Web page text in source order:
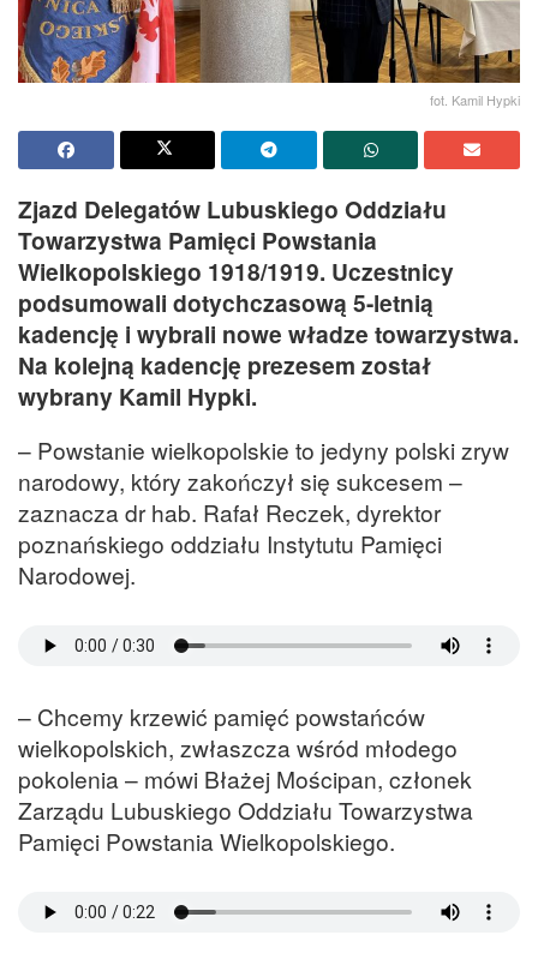
fot. Kamil Hypki
Zjazd Delegatów Lubuskiego Oddziału
Towarzystwa Pamięci Powstania
Wielkopolskiego 1918/1919. Uczestnicy
podsumowali dotychczasową 5-letnią
kadencję i wybrali nowe władze towarzystwa.
Na kolejną kadencję prezesem został
wybrany Kamil Hypki.
– Powstanie wielkopolskie to jedyny polski zryw
narodowy, który zakończył się sukcesem –
zaznacza dr hab. Rafał Reczek, dyrektor
poznańskiego oddziału Instytutu Pamięci
Narodowej.
– Chcemy krzewić pamięć powstańców
wielkopolskich, zwłaszcza wśród młodego
pokolenia – mówi Błażej Mościpan, członek
Zarządu Lubuskiego Oddziału Towarzystwa
Pamięci Powstania Wielkopolskiego.